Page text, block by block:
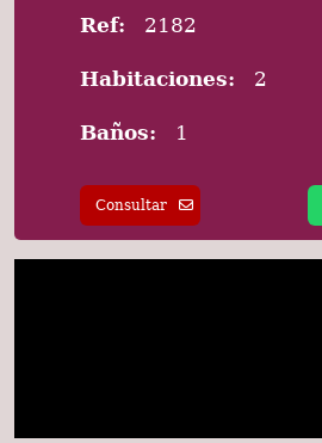
Ref: 2182
Habitaciones: 2
Baños: 1
Consultar